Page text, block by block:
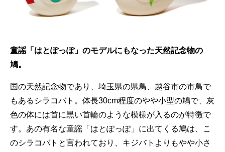
童謡「はとぽっぽ」のモデルにもなった天然記念物の
鳩。
国の天然記念物であり、埼玉県の県鳥、越谷市の市鳥で
もあるシラコバト。体長30cm程度のやや小型の鳩で、灰
色の体には首に黒い首輪のような模様が入るのが特徴で
す。あの有名な童謡「はとぽっぽ」に出てくる鳩は、こ
のシラコバトと言われており、キジバトよりもやや小さ